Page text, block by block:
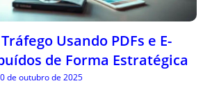
Usando PDFs e E-
de Forma Estratégica
de outubro de 2025